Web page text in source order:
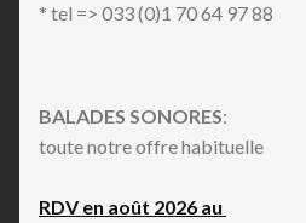
* tel => 033 (0)1 70 64 97 88
BALADES SONORES:
toute notre offre habituelle
RDV en août 2026 au